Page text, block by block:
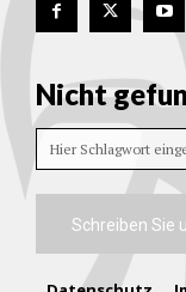
Nicht
Hier Schlagwort
Schreiben Sie